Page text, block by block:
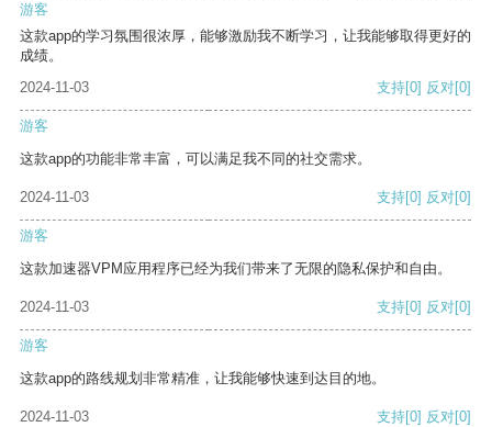
游客
这款app的学习氛围很浓厚，能够激励我不断学习，让我能够取得更好的
成绩。
2024-11-03
支持[0] 反对[0]
游客
这款app的功能非常丰富，可以满足我不同的社交需求。
2024-11-03 支持[0] 反对[0]
游客
这款加速器VPM应用程序已经为我们带来了无限的隐私保护和自由。
2024-11-03 支持[0] 反对[0]
游客
这款app的路线规划非常精准，让我能够快速到达目的地。
2024-11-03 支持[0] 反对[0]